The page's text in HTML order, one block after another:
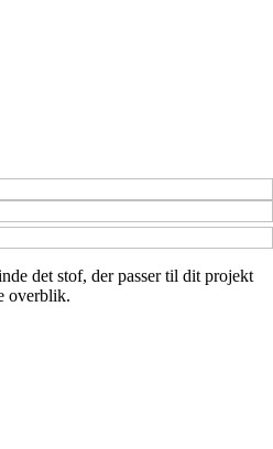
det stof, der passer til dit projekt
overblik.